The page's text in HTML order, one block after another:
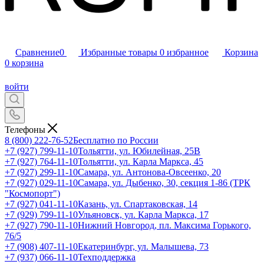
Сравнение0 Избранные товары 0 избранное
Корзина
0 корзина
войти
Телефоны
8 (800) 222-76-52Бесплатно по России
+7 (927) 799-11-10Тольятти, ул. Юбилейная, 25В
+7 (927) 764-11-10Тольятти, ул. Карла Маркса, 45
+7 (927) 299-11-10Самара, ул. Антонова-Овсеенко, 20
+7 (927) 029-11-10Самара, ул. Дыбенко, 30, секция 1-86 (ТРК
"Космопорт")
+7 (927) 041-11-10Казань, ул. Спартаковская, 14
+7 (929) 799-11-10Ульяновск, ул. Карла Маркса, 17
+7 (927) 790-11-10Нижний Новгород, пл. Максима Горького,
76/5
+7 (908) 407-11-10Екатеринбург, ул. Малышева, 73
+7 (937) 066-11-10Техподдержка